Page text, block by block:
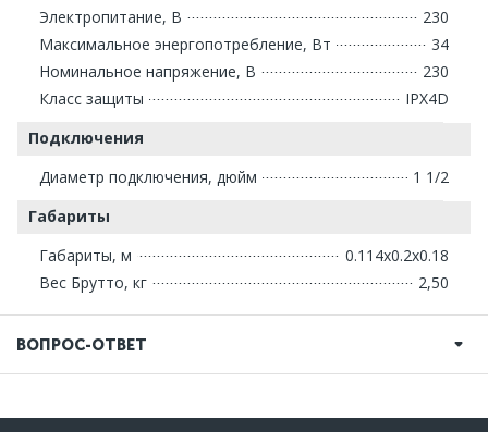
Электропитание, В
230
Максимальное энергопотребление, Вт
34
Номинальное напряжение, В
230
Класс защиты
IPX4D
Подключения
Диаметр подключения, дюйм
1 1/2
Габариты
Габариты, м
0.114x0.2x0.18
Вес Брутто, кг
2,50
ВОПРОС-ОТВЕТ